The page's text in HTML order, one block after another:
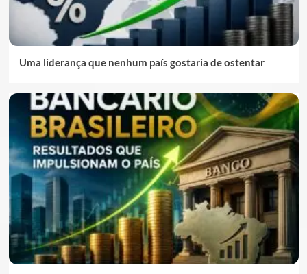
Uma liderança que nenhum país gostaria de ostentar